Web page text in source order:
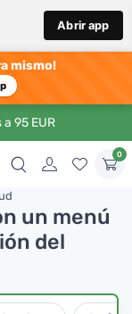
Abrir app
mismo!
95 EUR
0
un menú
del